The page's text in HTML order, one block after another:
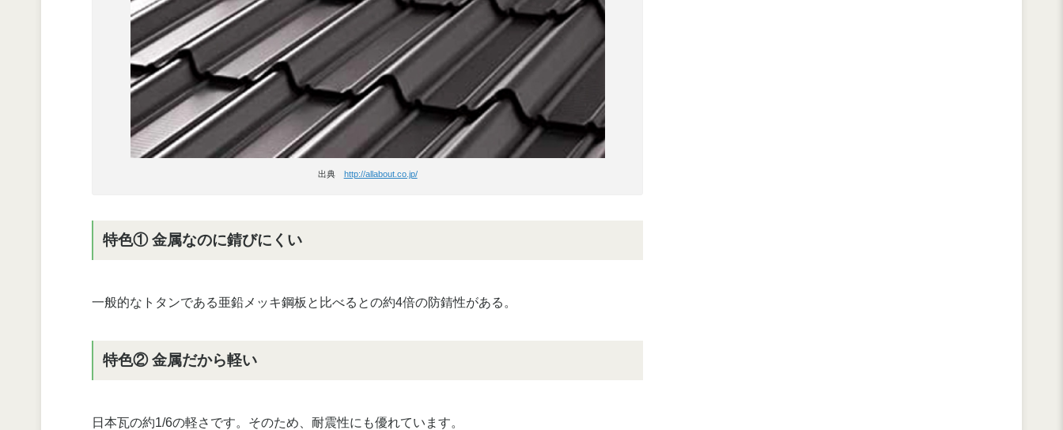
出典 http://allabout.co.jp/
特色① 金属なのに錆びにくい
一般的なトタンである亜鉛メッキ鋼板と比べるとの約4倍の防錆性がある。
特色② 金属だから軽い
日本瓦の約1/6の軽さです。そのため、耐震性にも優れています。